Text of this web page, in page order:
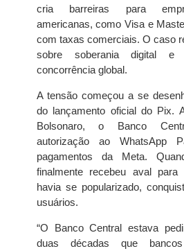
cria barreiras para
americanas, como Visa e
com taxas comerciais. O caso
sobre soberania digital
concorrência global.
A tensão começou a se
do lançamento oficial do Pix.
Bolsonaro, o Banco
autorização ao WhatsApp
pagamentos da Meta.
finalmente recebeu aval
havia se popularizado,
usuários.
“O Banco Central estava
duas décadas que